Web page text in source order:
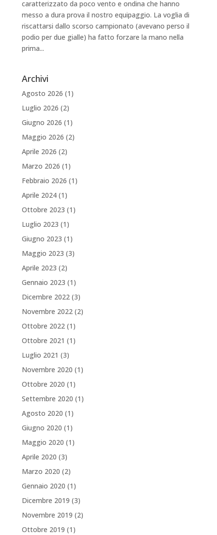
caratterizzato da poco vento e ondina che hanno
messo a dura prova il nostro equipaggio. La voglia di
riscattarsi dallo scorso campionato (avevano perso il
podio per due gialle) ha fatto forzare la mano nella
prima...
Archivi
Agosto 2026 (1)
Luglio 2026 (2)
Giugno 2026 (1)
Maggio 2026 (2)
Aprile 2026 (2)
Marzo 2026 (1)
Febbraio 2026 (1)
Aprile 2024(1)
Ottobre 2023 (1)
Luglio 2023 (1)
Giugno 2023 (1)
Maggio 2023 (3)
Aprile 2023 (2)
Gennaio 2023 (1)
Dicembre 2022(3)
Novembre 2022(2)
Ottobre 2022(1)
Ottobre 2021 (1)
Luglio 2021 (3)
Novembre 2020 (1)
Ottobre 2020 (1)
Settembre 2020 (1)
Agosto 2020 (1)
Giugno 2020 (1)
Maggio 2020 (1)
Aprile 2020 (3)
Marzo 2020 (2)
Gennaio 2020 (1)
Dicembre 2019 (3)
Novembre 2019 (2)
Ottobre 2019 (1)